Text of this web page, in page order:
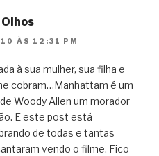
ÀS 12:31 PM
à sua mulher, sua filha e
cobram…Manhattam é um
Woody Allen um morador
E este post está
de todas e tantas
vendo o filme. Fico